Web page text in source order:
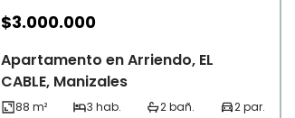
$3.000.000
Apartamento en Arriendo, EL
CABLE, Manizales